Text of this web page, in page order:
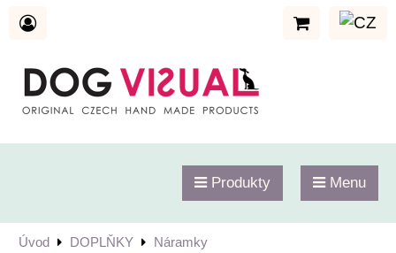
Produkty Menu
Úvod DOPLŇKY Náramky